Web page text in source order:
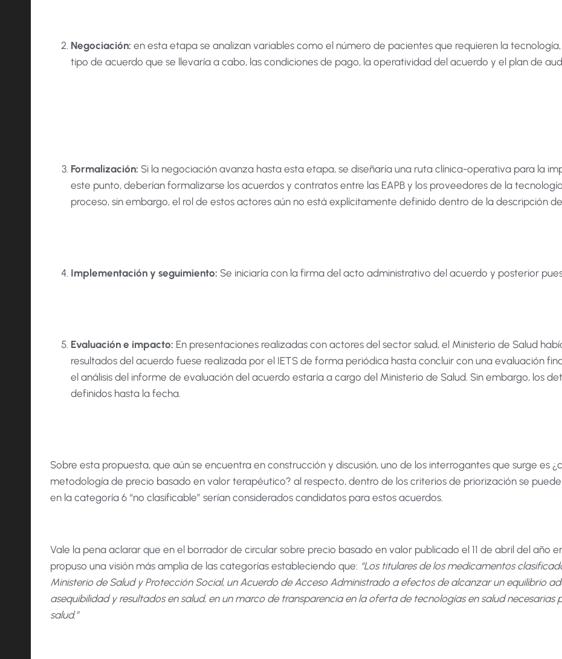
Negociación: en esta etapa se analizan variables como el número de pacientes que requieren la
tipo de acuerdo que se llevaría a cabo, las condiciones de pago, la operatividad del acuerdo y el plan de
Formalización: Si la negociación avanza hasta esta etapa, se diseñaría una ruta clínica-operativa para la
este punto, deberían formalizarse los acuerdos y contratos entre las EAPB y los proveedores de la
proceso, sin embargo, el rol de estos actores aún no está explícitamente definido dentro de la descripción
Implementación y seguimiento: Se iniciaría con la firma del acto administrativo del acuerdo y posterior
Evaluación e impacto: En presentaciones realizadas con actores del sector salud, el Ministerio de Salud
resultados del acuerdo fuese realizada por el IETS de forma periódica hasta concluir con una evaluación
el análisis del informe de evaluación del acuerdo estaría a cargo del Ministerio de Salud. Sin embargo, los
definidos hasta la fecha.
Sobre esta propuesta, que aún se encuentra en construcción y discusión, uno de los interrogantes que surge es
metodología de precio basado en valor terapéutico? al respecto, dentro de los criterios de priorización se
en la categoría 6 “no clasificable” serían considerados candidatos para estos acuerdos.
Vale la pena aclarar que en el borrador de circular sobre precio basado en valor publicado el 11 de abril del año
propuso una visión más amplia de las categorías estableciendo que: “Los titulares de los medicamentos
Ministerio de Salud y Protección Social, un Acuerdo de Acceso Administrado a efectos de alcanzar un equilibrio
asequibilidad y resultados en salud, en un marco de transparencia en la oferta de tecnologías en salud
salud.”